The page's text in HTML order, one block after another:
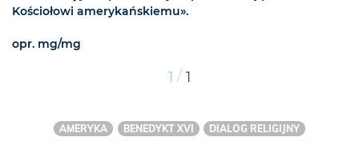
Kościołowi amerykańskiemu».
opr. mg/mg
1 / 1
AMERYKA BENEDYKT XVI
DIALOG RELIGIJNY